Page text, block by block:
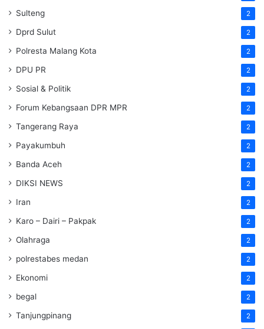
Sulteng 2
Dprd Sulut 2
Polresta Malang Kota 2
DPU PR 2
Sosial & Politik 2
Forum Kebangsaan DPR MPR 2
Tangerang Raya 2
Payakumbuh 2
Banda Aceh 2
DIKSI NEWS 2
Iran 2
Karo – Dairi – Pakpak 2
Olahraga 2
polrestabes medan 2
Ekonomi 2
begal 2
Tanjungpinang 2